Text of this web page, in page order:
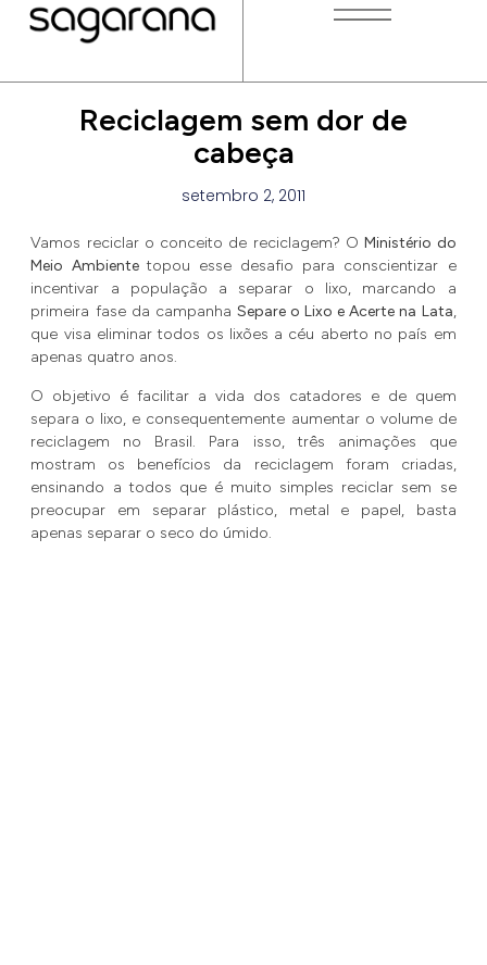
Reciclagem sem dor de
cabeça
setembro 2, 2011
Vamos reciclar o conceito de reciclagem? OMinistério do
Meio Ambientetopou esse desafio para conscientizar e
incentivar a população a separar o lixo, marcando a
primeira fase da campanha Separe o Lixo e Acerte na Lata,
que visa eliminar todos os lixões a céu aberto no país em
apenas quatro anos.
O objetivo é facilitar a vida dos catadores e de quem
separa o lixo, e consequentemente aumentar o volume de
reciclagem no Brasil. Para isso, três animações que
mostram os benefícios da reciclagem foram criadas,
ensinando a todos que é muito simples reciclar sem se
preocupar em separar plástico, metal e papel, basta
apenas separar o seco do úmido.